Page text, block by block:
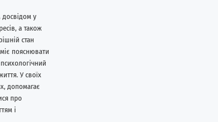
у
а також
стан
пояснювати
У своїх
допомагає
про
і